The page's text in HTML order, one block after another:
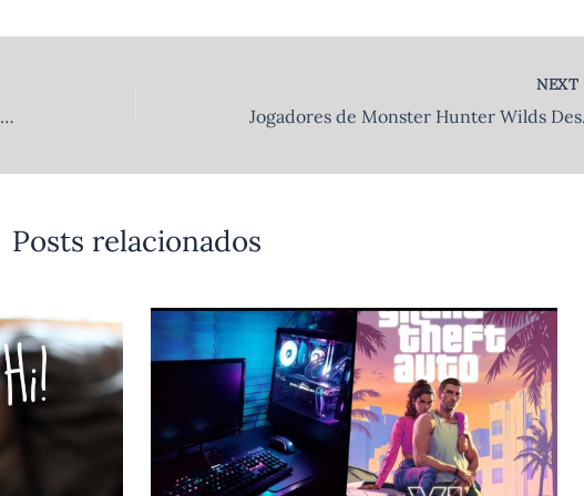
Série ‘Halo’ chega à Netflix e fãs discutem futuro: Terceira temporada à vista?
NEXT
Jogadores
Posts relacionados